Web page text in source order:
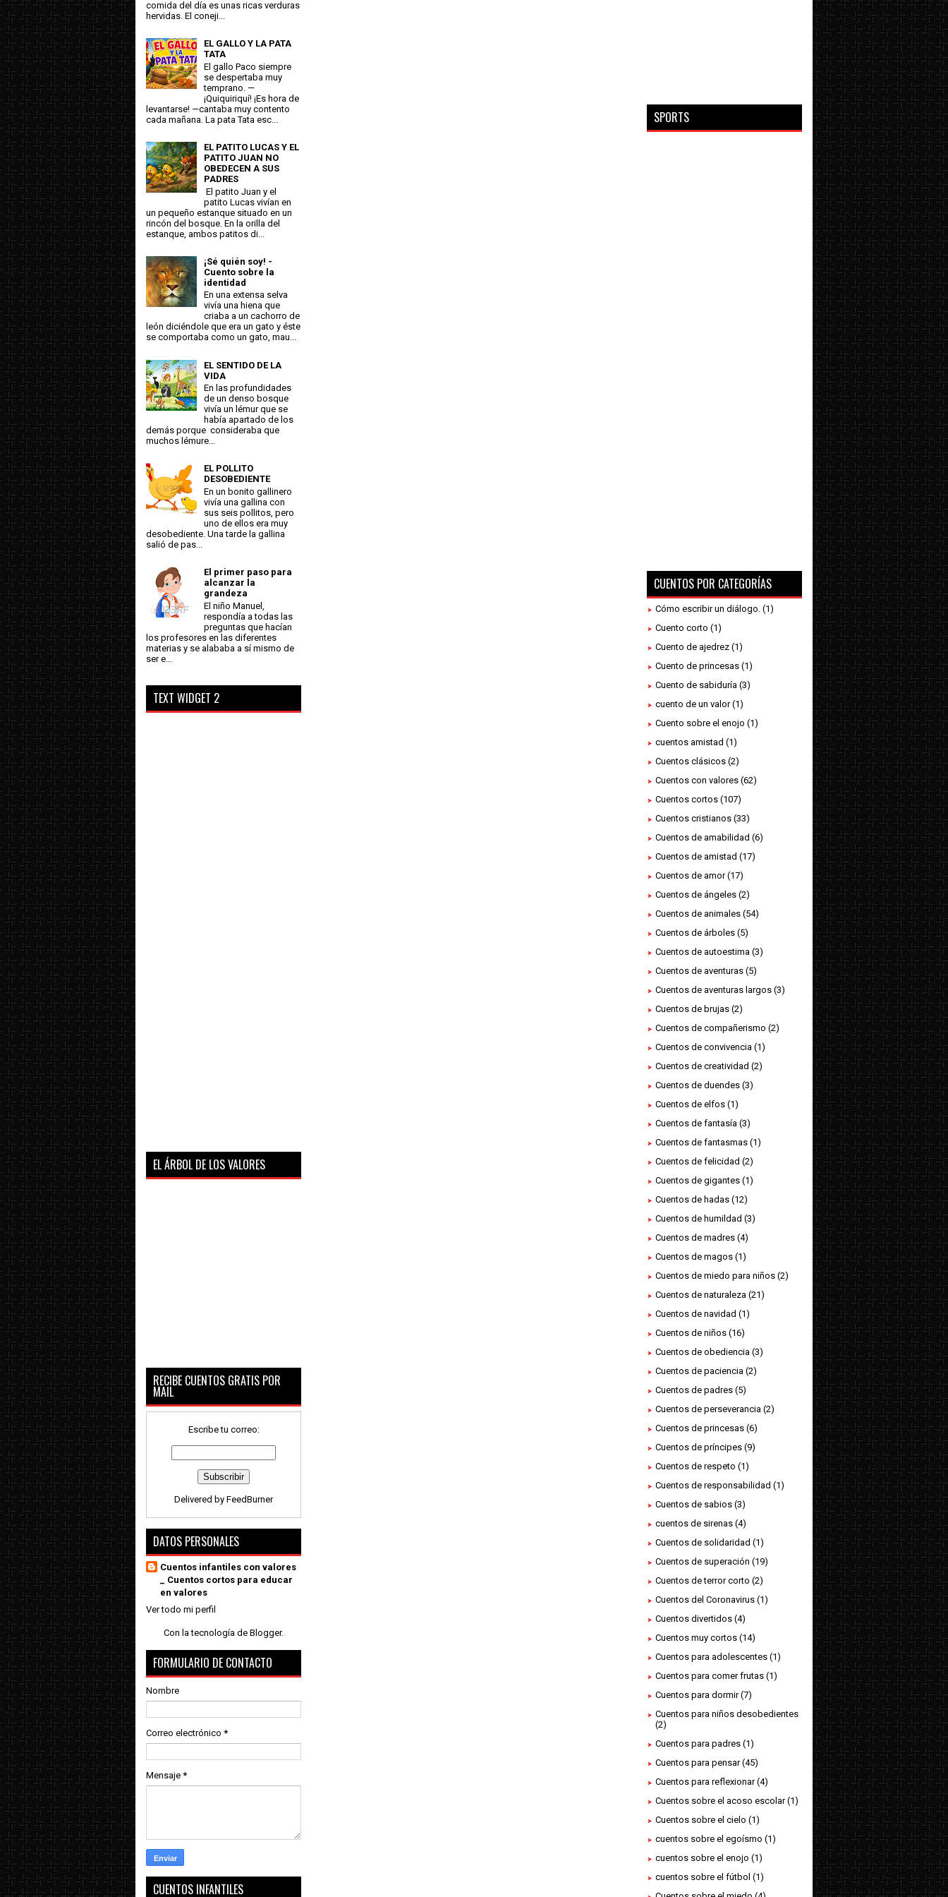
comida del día es unas ricas verduras
hervidas. El coneji...
EL GALLO Y LA PATA
TATA
El gallo Paco siempre
se despertaba muy
temprano. —
¡Quiquiriquí! ¡Es hora de
levantarse! —cantaba muy contento
cada mañana. La pata Tata esc...
EL PATITO LUCAS Y EL
PATITO JUAN NO
OBEDECEN A SUS
PADRES
El patito Juan y el
patito Lucas vivían en
un pequeño estanque situado en un
rincón del bosque. En la orilla del
estanque, ambos patitos di...
¡Sé quién soy! -
Cuento sobre la
identidad
En una extensa selva
vivía una hiena que
criaba a un cachorro de
león diciéndole que era un gato y éste
se comportaba como un gato, mau...
EL SENTIDO DE LA
VIDA
En las profundidades
de un denso bosque
vivía un lémur que se
había apartado de los
demás porque consideraba que
muchos lémure...
EL POLLITO
DESOBEDIENTE
En un bonito gallinero
vivía una gallina con
sus seis pollitos, pero
uno de ellos era muy
desobediente. Una tarde la gallina
salió de pas...
El primer paso para
alcanzar la
grandeza
El niño Manuel,
respondía a todas las
preguntas que hacían
los profesores en las diferentes
materias y se alababa a sí mismo de
ser e...
TEXT WIDGET 2
EL ÁRBOL DE LOS VALORES
RECIBE CUENTOS GRATIS POR
MAIL
Escribe tu correo:
Delivered by FeedBurner
DATOS PERSONALES
Cuentos infantiles con valores
_ Cuentos cortos para educar
en valores
Ver todo mi perfil
Con la tecnología de Blogger.
FORMULARIO DE CONTACTO
Nombre
Correo electrónico *
Mensaje *
CUENTOS INFANTILES
SPORTS
CUENTOS POR CATEGORÍAS
Cómo escribir un diálogo. (1)
Cuento corto (1)
Cuento de ajedrez (1)
Cuento de princesas (1)
Cuento de sabiduría (3)
cuento de un valor (1)
Cuento sobre el enojo (1)
cuentos amistad (1)
Cuentos clásicos (2)
Cuentos con valores (62)
Cuentos cortos (107)
Cuentos cristianos (33)
Cuentos de amabilidad (6)
Cuentos de amistad (17)
Cuentos de amor (17)
Cuentos de ángeles (2)
Cuentos de animales (54)
Cuentos de árboles (5)
Cuentos de autoestima (3)
Cuentos de aventuras (5)
Cuentos de aventuras largos (3)
Cuentos de brujas (2)
Cuentos de compañerismo (2)
Cuentos de convivencia (1)
Cuentos de creatividad (2)
Cuentos de duendes (3)
Cuentos de elfos (1)
Cuentos de fantasía (3)
Cuentos de fantasmas (1)
Cuentos de felicidad (2)
Cuentos de gigantes (1)
Cuentos de hadas (12)
Cuentos de humildad (3)
Cuentos de madres (4)
Cuentos de magos (1)
Cuentos de miedo para niños (2)
Cuentos de naturaleza (21)
Cuentos de navidad (1)
Cuentos de niños (16)
Cuentos de obediencia (3)
Cuentos de paciencia (2)
Cuentos de padres (5)
Cuentos de perseverancia (2)
Cuentos de princesas (6)
Cuentos de príncipes (9)
Cuentos de respeto (1)
Cuentos de responsabilidad (1)
Cuentos de sabios (3)
cuentos de sirenas (4)
Cuentos de solidaridad (1)
Cuentos de superación (19)
Cuentos de terror corto (2)
Cuentos del Coronavirus (1)
Cuentos divertidos (4)
Cuentos muy cortos (14)
Cuentos para adolescentes (1)
Cuentos para comer frutas (1)
Cuentos para dormir (7)
Cuentos para niños desobedientes
(2)
Cuentos para padres (1)
Cuentos para pensar (45)
Cuentos para reflexionar (4)
Cuentos sobre el acoso escolar (1)
Cuentos sobre el cielo (1)
cuentos sobre el egoísmo (1)
cuentos sobre el enojo (1)
cuentos sobre el fútbol (1)